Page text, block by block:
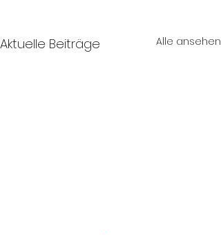
Aktuelle Beiträge Alle ansehen